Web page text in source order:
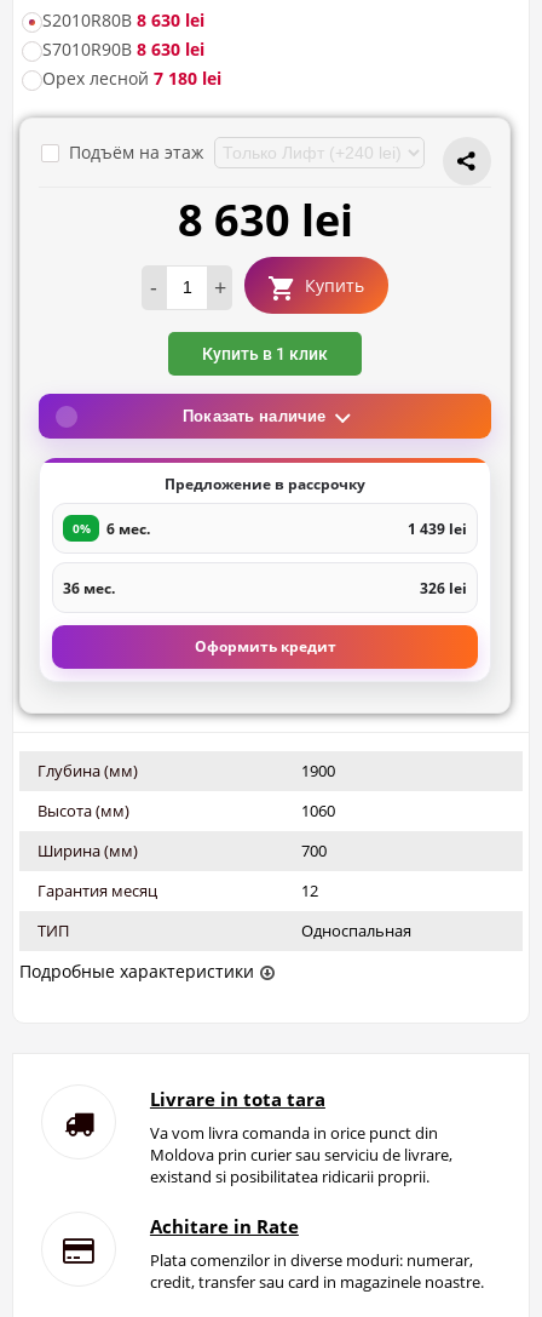
S2010R80B 8 630 lei
S7010R90B 8 630 lei
Орех лесной 7 180 lei
Подъём на этаж
8 630 lei
- + Купить
Купить в 1 клик
Показать наличие
Предложение в рассрочку
0% 6 мес. 1 439 lei
36 мес. 326 lei
Оформить кредит
Глубина (мм)
1900
Высота (мм)
1060
Ширина (мм)
700
Гарантия месяц
12
ТИП
Односпальная
Подробные характеристики
Livrare in tota tara
Va vom livra comanda in orice punct din
Moldova prin curier sau serviciu de livrare,
existand si posibilitatea ridicarii proprii.
Achitare in Rate
Plata comenzilor in diverse moduri: numerar,
credit, transfer sau card in magazinele noastre.